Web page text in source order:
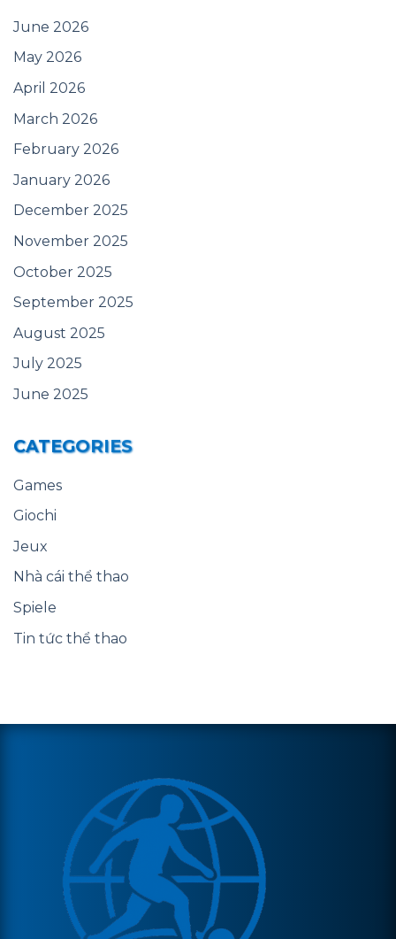
June 2026
May 2026
April 2026
March 2026
February 2026
January 2026
December 2025
November 2025
October 2025
September 2025
August 2025
July 2025
June 2025
CATEGORIES
Games
Giochi
Jeux
Nhà cái thể thao
Spiele
Tin tức thể thao